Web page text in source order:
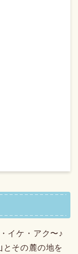
イケ・アク〜♪
とその麓の地を